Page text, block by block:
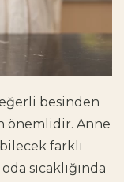
besinden
önemlidir. Anne
farklı
sıcaklığında